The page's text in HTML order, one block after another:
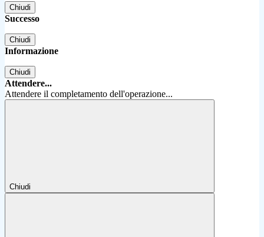
Chiudi
Successo
Chiudi
Informazione
Chiudi
Attendere...
Attendere il completamento dell'operazione...
Chiudi